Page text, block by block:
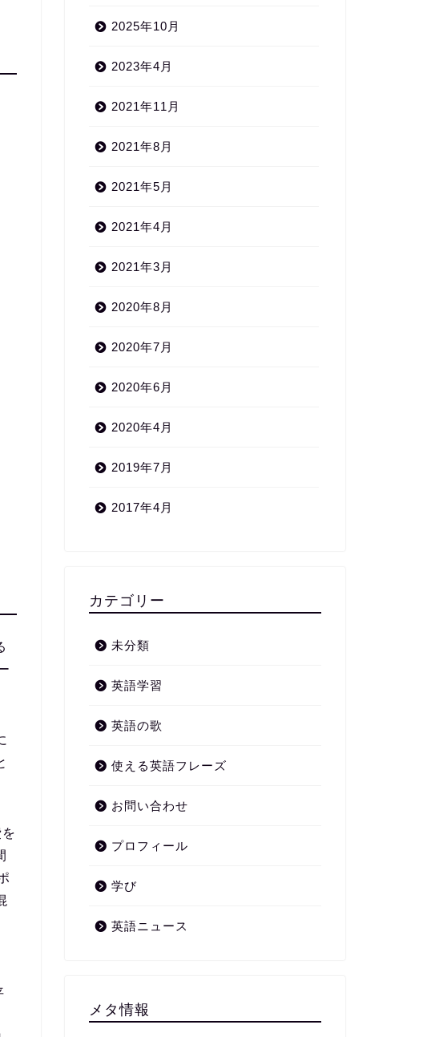
2025年10月
2023年4月
2021年11月
2021年8月
2021年5月
2021年4月
2021年3月
2020年8月
2020年7月
2020年6月
2020年4月
2019年7月
2017年4月
カテゴリー
未分類
英語学習
英語の歌
使える英語フレーズ
お問い合わせ
プロフィール
学び
英語ニュース
メタ情報